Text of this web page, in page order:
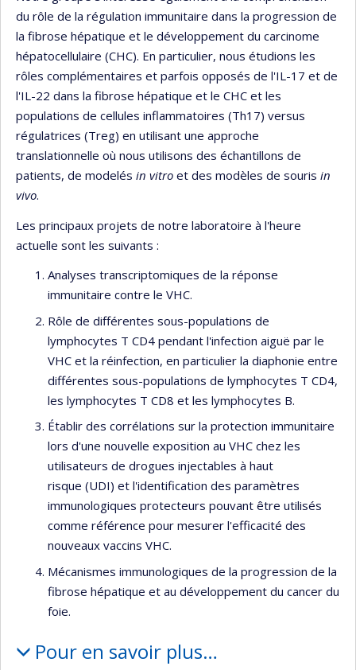
du rôle de la régulation immunitaire dans la progression de
la fibrose hépatique et le développement du carcinome
hépatocellulaire (CHC). En particulier, nous étudions les
rôles complémentaires et parfois opposés de l'IL-17 et de
l'IL-22 dans la fibrose hépatique et le CHC et les
populations de cellules inflammatoires (Th17) versus
régulatrices (Treg) en utilisant une approche
translationnelle où nous utilisons des échantillons de
patients, de modelés in vitro et des modèles de souris in
vivo.
Les principaux projets de notre laboratoire à l'heure
actuelle sont les suivants :
Analyses transcriptomiques de la réponse
immunitaire contre le VHC.
Rôle de différentes sous-populations de
lymphocytes T CD4 pendant l'infection aiguë par le
VHC et la réinfection, en particulier la diaphonie entre
différentes sous-populations de lymphocytes T CD4,
les lymphocytes T CD8 et les lymphocytes B.
Établir des corrélations sur la protection immunitaire
lors d'une nouvelle exposition au VHC chez les
utilisateurs de drogues injectables à haut
risque (UDI) et l'identification des paramètres
immunologiques protecteurs pouvant être utilisés
comme référence pour mesurer l'efficacité des
nouveaux vaccins VHC.
Mécanismes immunologiques de la progression de la
fibrose hépatique et au développement du cancer du
foie.
Pour en savoir plus…